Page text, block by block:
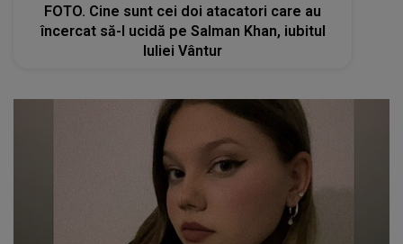
FOTO. Cine sunt cei doi atacatori care au
încercat să-l ucidă pe Salman Khan, iubitul
Iuliei Vântur